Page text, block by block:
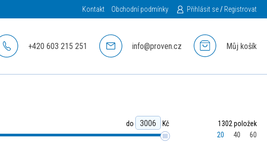
Kontakt Obchodní podmínky Přihlásit se/ Registrovat
+420 603 215 251 info@proven.cz Můj košík
do Kč
1302 položek
20
40 60